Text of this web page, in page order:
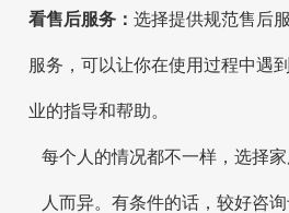
看售后服务： 选择提供规范售后
服务，可以让你在使用过程中遇
业的指导和帮助。
每个人的情况都不一样，选择
人而异。有条件的话，较好咨